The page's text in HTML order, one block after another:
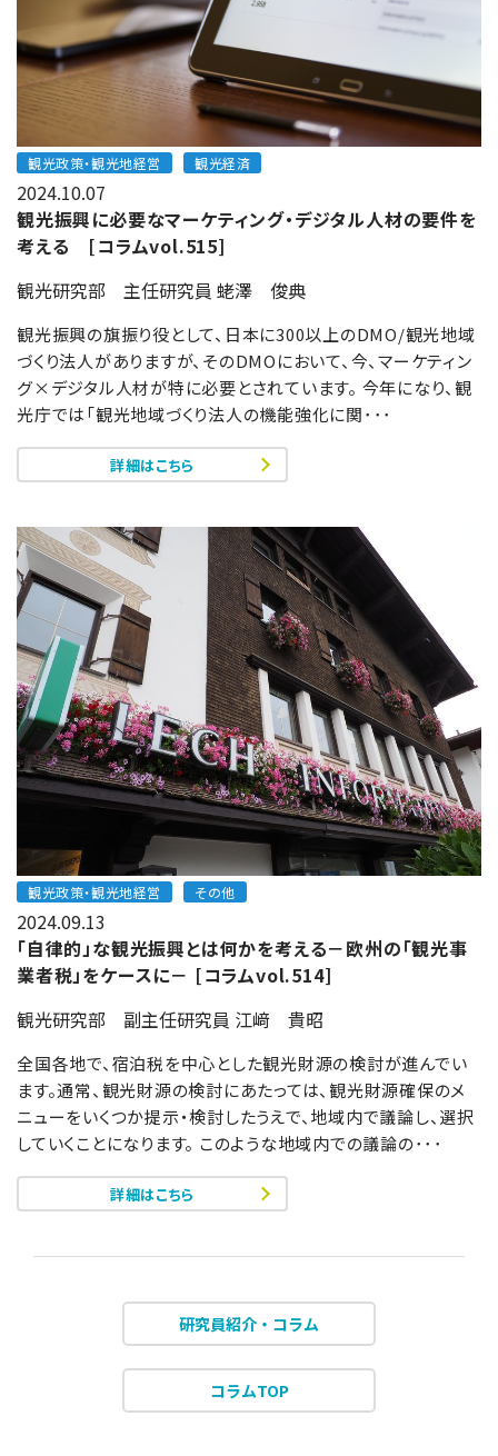
観光政策・観光地経営 観光経済
2024.10.07
観光振興に必要なマーケティング・デジタル人材の要件を
考える [コラムvol.515]
観光研究部 主任研究員 蛯澤 俊典
観光振興の旗振り役として、日本に300以上のDMO/観光地域
づくり法人がありますが、そのDMOにおいて、今、マーケティン
グ×デジタル人材が特に必要とされています。 今年になり、観
光庁では「観光地域づくり法人の機能強化に関･･･
詳細はこちら
観光政策・観光地経営 その他
2024.09.13
「自律的」な観光振興とは何かを考える－欧州の「観光事
業者税」をケースに－ [コラムvol.514]
観光研究部 副主任研究員 江﨑 貴昭
全国各地で、宿泊税を中心とした観光財源の検討が進んでい
ます。通常、観光財源の検討にあたっては、観光財源確保のメ
ニューをいくつか提示・検討したうえで、地域内で議論し、選択
していくことになります。 このような地域内での議論の･･･
詳細はこちら
研究員紹介・コラム
コラムTOP